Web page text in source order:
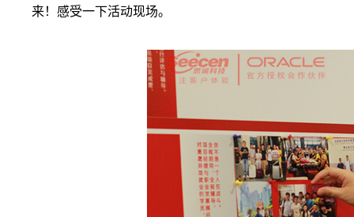
来！感受一下活动现场。